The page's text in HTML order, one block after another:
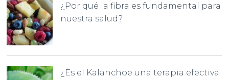
¿Por qué la fibra es fundamental para
nuestra salud?
¿Es el Kalanchoe una terapia efectiva